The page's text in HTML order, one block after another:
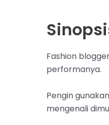
Fashion
performanya.
Pengin
mengenali